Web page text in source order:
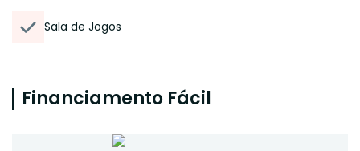
Sala de Jogos
Financiamento Fácil